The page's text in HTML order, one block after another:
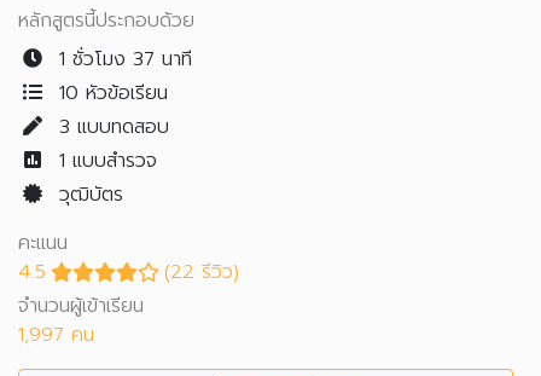
หลักสูตรนี้ประกอบด้วย
1 ชั่วโมง 37 นาที
10 หัวข้อเรียน
3 แบบทดสอบ
1 แบบสำรวจ
วุฒิบัตร
คะแนน
4.5
(22 รีวิว)
จำนวนผู้เข้าเรียน
1,997 คน